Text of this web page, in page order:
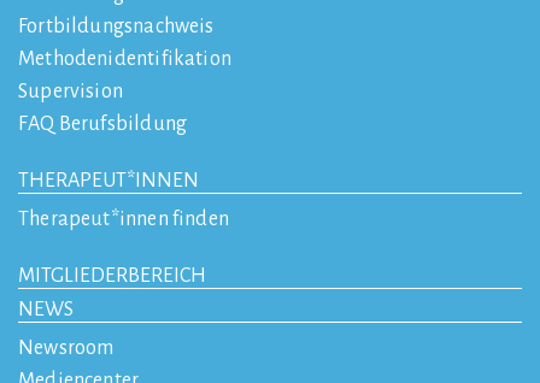
Fortbildungsnachweis
Methodenidentifikation
Supervision
FAQ Berufsbildung
THERAPEUT*INNEN
Therapeut*innen finden
MITGLIEDERBEREICH
NEWS
Newsroom